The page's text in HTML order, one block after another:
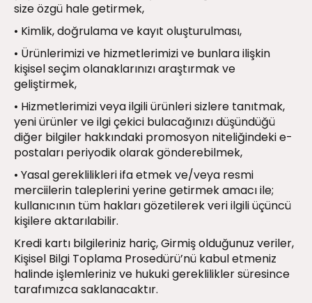
size özgü hale getirmek,
• Kimlik, doğrulama ve kayıt oluşturulması,
• Ürünlerimizi ve hizmetlerimizi ve bunlara ilişkin
kişisel seçim olanaklarınızı araştırmak ve
geliştirmek,
• Hizmetlerimizi veya ilgili ürünleri sizlere tanıtmak,
yeni ürünler ve ilgi çekici bulacağınızı düşündüğü
diğer bilgiler hakkındaki promosyon niteliğindeki e-
postaları periyodik olarak gönderebilmek,
• Yasal gereklilikleri ifa etmek ve/veya resmi
merciilerin taleplerini yerine getirmek amacı ile;
kullanıcının tüm hakları gözetilerek veri ilgili üçüncü
kişilere aktarılabilir.
Kredi kartı bilgileriniz hariç, Girmiş olduğunuz veriler,
Kişisel Bilgi Toplama Prosedürü’nü kabul etmeniz
halinde işlemleriniz ve hukuki gereklilikler süresince
tarafımızca saklanacaktır.